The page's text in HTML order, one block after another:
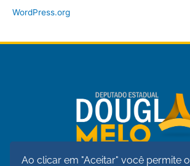
WordPress.org
Ao clicar em "Aceitar" você permite o